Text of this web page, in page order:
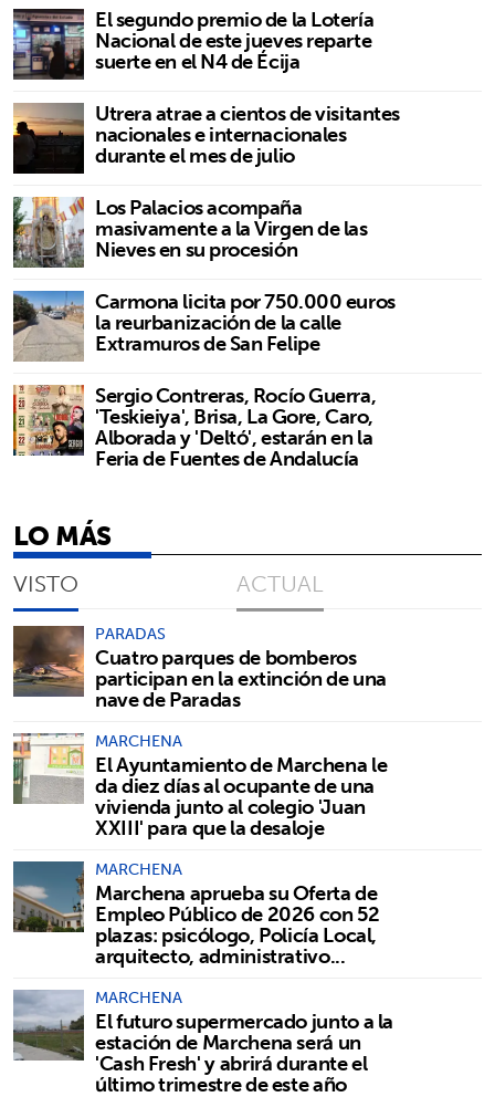
El segundo premio de la Lotería
Nacional de este jueves reparte
suerte en el N4 de Écija
Utrera atrae a cientos de visitantes
nacionales e internacionales
durante el mes de julio
Los Palacios acompaña
masivamente a la Virgen de las
Nieves en su procesión
Carmona licita por 750.000 euros
la reurbanización de la calle
Extramuros de San Felipe
Sergio Contreras, Rocío Guerra,
'Teskieiya', Brisa, La Gore, Caro,
Alborada y 'Deltó', estarán en la
Feria de Fuentes de Andalucía
LO MÁS
VISTO ACTUAL
PARADAS
Cuatro parques de bomberos
participan en la extinción de una
nave de Paradas
MARCHENA
El Ayuntamiento de Marchena le
da diez días al ocupante de una
vivienda junto al colegio 'Juan
XXIII' para que la desaloje
MARCHENA
Marchena aprueba su Oferta de
Empleo Público de 2026 con 52
plazas: psicólogo, Policía Local,
arquitecto, administrativo...
MARCHENA
El futuro supermercado junto a la
estación de Marchena será un
'Cash Fresh' y abrirá durante el
último trimestre de este año